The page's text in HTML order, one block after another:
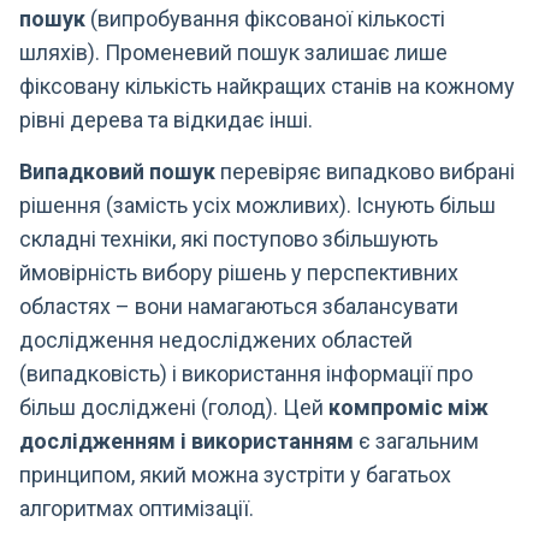
пошук (випробування фіксованої кількості
шляхів). Променевий пошук залишає лише
фіксовану кількість найкращих станів на кожному
рівні дерева та відкидає інші.
Випадковий пошук перевіряє випадково вибрані
рішення (замість усіх можливих). Існують більш
складні техніки, які поступово збільшують
ймовірність вибору рішень у перспективних
областях – вони намагаються збалансувати
дослідження недосліджених областей
(випадковість) і використання інформації про
більш досліджені (голод). Цей компроміс між
дослідженням і використанням є загальним
принципом, який можна зустріти у багатьох
алгоритмах оптимізації.